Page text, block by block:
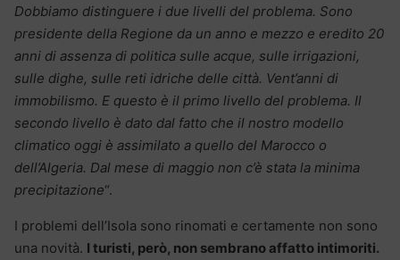
Dobbiamo distinguere i due livelli del problema. Sono
presidente della Regione da un anno e mezzo e eredito 20
anni di assenza di politica sulle acque, sulle irrigazioni,
sulle dighe, sulle reti idriche delle città. Vent’anni di
immobilismo. E questo è il primo livello del problema. Il
secondo livello è dato dal fatto che il nostro modello
climatico oggi è assimilato a quello del Marocco o
dell’Algeria. Dal mese di maggio non c’è stata la minima
precipitazione“.
I problemi dell’Isola sono rinomati e certamente non sono
una novità. I turisti, però, non sembrano affatto intimoriti.